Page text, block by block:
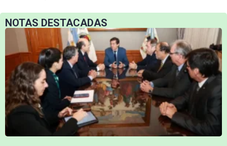
NOTAS DESTACADAS